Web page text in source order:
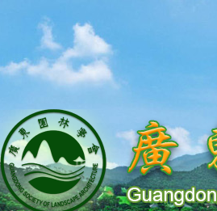
关于同意96位个人为广东园林学
关于同意318位个人为广东园林
关于2026年度广东园林学会科学